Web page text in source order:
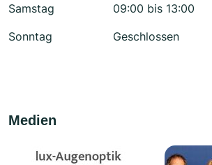
Samstag
09:00 bis 13:00
Sonntag
Geschlossen
Medien